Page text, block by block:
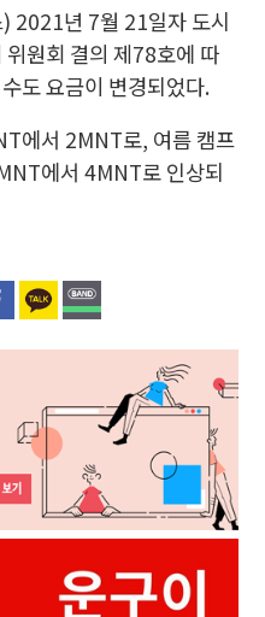
2021년 7월 21일자 도시
원회 결의 제78호에 따
도 요금이 변경되었다.
에서 2MNT로, 여름 캠프
에서 4MNT로 인상되